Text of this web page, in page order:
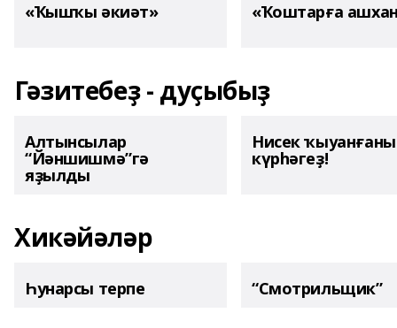
«Ҡышҡы әкиәт» «Ҡоштарға
Гәзитебеҙ - дуҫыбыҙ
Алтынсылар
“Йәншишмә”гә
яҙылды
Нисек
күрһәгеҙ!
Хикәйәләр
Һунарсы терпе “Смотрильщик”